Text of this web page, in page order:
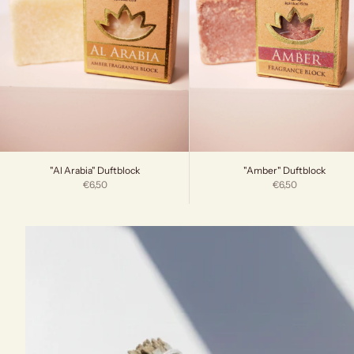
"Al Arabia" Duftblock
Angebot
€6,50
"Amber" Duftblock
Angebot
€6,50